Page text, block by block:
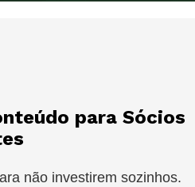
para Sócios
não investirem sozinhos.